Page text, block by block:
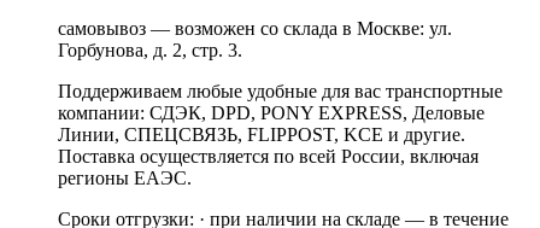
самовывоз — возможен со склада в Москве: ул.
Горбунова, д. 2, стр. 3.
Поддерживаем любые удобные для вас транспортные
компании: СДЭК, DPD, PONY EXPRESS, Деловые
Линии, СПЕЦСВЯЗЬ, FLIPPOST, KCE и другие.
Поставка осуществляется по всей России, включая
регионы ЕАЭС.
Сроки отгрузки: · при наличии на складе — в течение